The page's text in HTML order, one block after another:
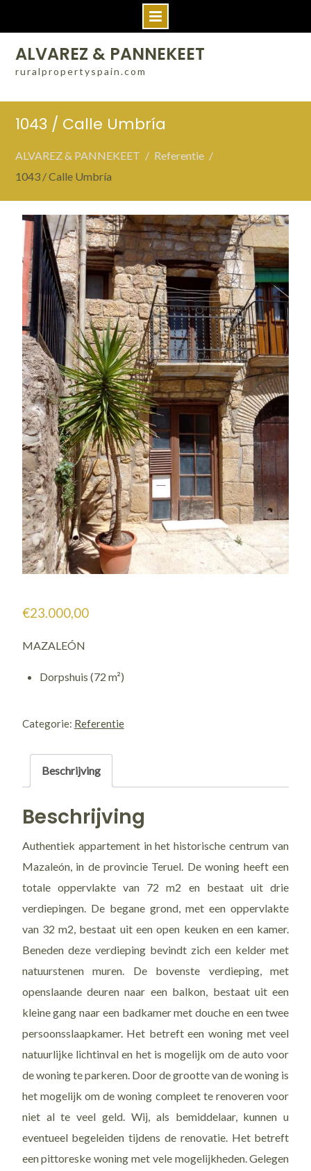
ALVAREZ & PANNEKEET
ruralpropertyspain.com
1043 / Calle Umbría
ALVAREZ & PANNEKEET
Referentie
1043 / Calle Umbría
€23.000,00
MAZALEÓN
Dorpshuis (72 m²)
/
Categorie: Referentie
Beschrijving
Beschrijving
Authentiek appartement in het historische centrum van
Mazaleón, in de provincie Teruel. De woning heeft een
totale oppervlakte van 72 m2 en bestaat uit drie
verdiepingen. De begane grond, met een oppervlakte
van 32 m2, bestaat uit een open keuken en een kamer.
Beneden deze verdieping bevindt zich een kelder met
natuurstenen muren. De bovenste verdieping, met
openslaande deuren naar een balkon, bestaat uit een
kleine gang naar een badkamer met douche en een twee
persoonsslaapkamer. Het betreft een woning met veel
natuurlijke lichtinval en het is mogelijk om de auto voor
de woning te parkeren. Door de grootte van de woning is
het mogelijk om de woning compleet te renoveren voor
niet al te veel geld. Wij, als bemiddelaar, kunnen u
eventueel begeleiden tijdens de renovatie. Het betreft
een pittoreske woning met vele mogelijkheden. Gelegen